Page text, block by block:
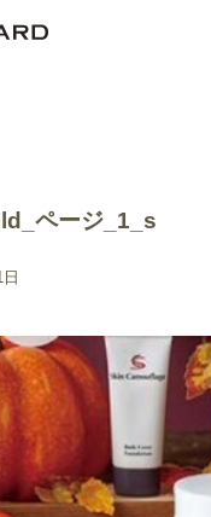
ページ_1_s